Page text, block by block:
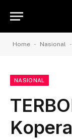
Home - Nasional -
NASIONAL